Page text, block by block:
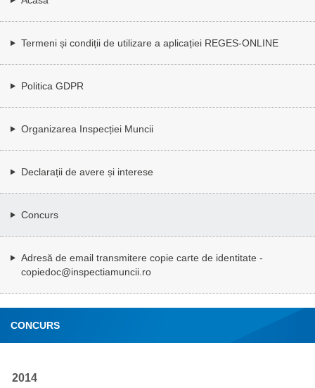
Termeni și condiții de utilizare a aplicației REGES-ONLINE
Politica GDPR
Organizarea Inspecției Muncii
Declarații de avere și interese
Concurs
Adresă de email transmitere copie carte de identitate -
copiedoc@inspectiamuncii.ro
CONCURS
2014